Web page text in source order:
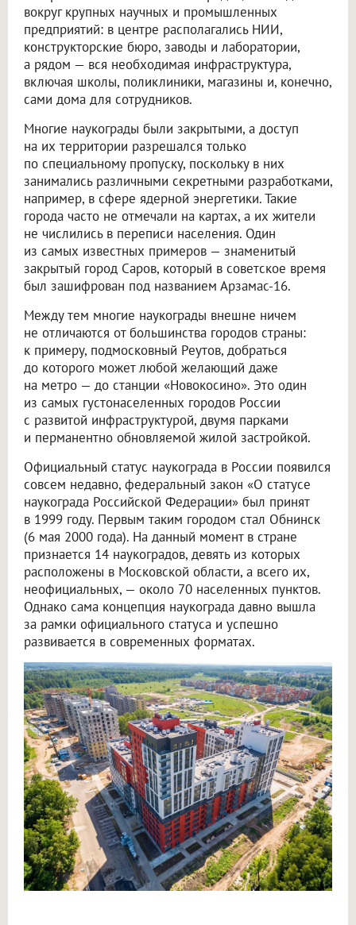
вокруг крупных научных и промышленных
предприятий: в центре располагались НИИ,
конструкторские бюро, заводы и лаборатории,
а рядом — вся необходимая инфраструктура,
включая школы, поликлиники, магазины и, конечно,
сами дома для сотрудников.
Многие наукограды были закрытыми, а доступ
на их территории разрешался только
по специальному пропуску, поскольку в них
занимались различными секретными разработками,
например, в сфере ядерной энергетики. Такие
города часто не отмечали на картах, а их жители
не числились в переписи населения. Один
из самых известных примеров — знаменитый
закрытый город Саров, который в советское время
был зашифрован под названием Арзамас-16.
Между тем многие наукограды внешне ничем
не отличаются от большинства городов страны:
к примеру, подмосковный Реутов, добраться
до которого может любой желающий даже
на метро — до станции «Новокосино». Это один
из самых густонаселенных городов России
с развитой инфраструктурой, двумя парками
и перманентно обновляемой жилой застройкой.
Официальный статус наукограда в России появился
совсем недавно, федеральный закон «О статусе
наукограда Российской Федерации» был принят
в 1999 году. Первым таким городом стал Обнинск
(6 мая 2000 года). На данный момент в стране
признается 14 наукоградов, девять из которых
расположены в Московской области, а всего их,
неофициальных, — около 70 населенных пунктов.
Однако сама концепция наукограда давно вышла
за рамки официального статуса и успешно
развивается в современных форматах.